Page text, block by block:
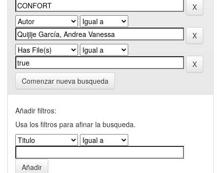
Comenzar nueva busqueda
Añadir filtros:
Usa los filtros para afinar la busqueda.